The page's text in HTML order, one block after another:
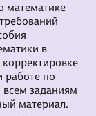
математике
в
работе по
заданиям
материал.